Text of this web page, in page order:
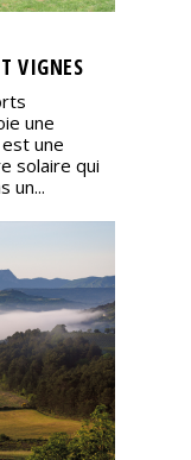
VIGNES
une
une
solaire qui
un...